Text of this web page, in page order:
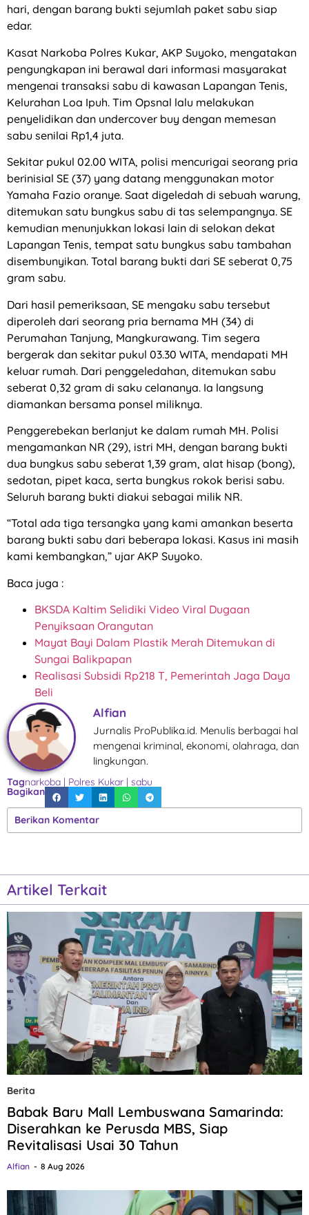
hari, dengan barang bukti sejumlah paket sabu siap
edar.
Kasat Narkoba Polres Kukar, AKP Suyoko, mengatakan
pengungkapan ini berawal dari informasi masyarakat
mengenai transaksi sabu di kawasan Lapangan Tenis,
Kelurahan Loa Ipuh. Tim Opsnal lalu melakukan
penyelidikan dan undercover buy dengan memesan
sabu senilai Rp1,4 juta.
Sekitar pukul 02.00 WITA, polisi mencurigai seorang pria
berinisial SE (37) yang datang menggunakan motor
Yamaha Fazio oranye. Saat digeledah di sebuah warung,
ditemukan satu bungkus sabu di tas selempangnya. SE
kemudian menunjukkan lokasi lain di selokan dekat
Lapangan Tenis, tempat satu bungkus sabu tambahan
disembunyikan. Total barang bukti dari SE seberat 0,75
gram sabu.
Dari hasil pemeriksaan, SE mengaku sabu tersebut
diperoleh dari seorang pria bernama MH (34) di
Perumahan Tanjung, Mangkurawang. Tim segera
bergerak dan sekitar pukul 03.30 WITA, mendapati MH
keluar rumah. Dari penggeledahan, ditemukan sabu
seberat 0,32 gram di saku celananya. Ia langsung
diamankan bersama ponsel miliknya.
Penggerebekan berlanjut ke dalam rumah MH. Polisi
mengamankan NR (29), istri MH, dengan barang bukti
dua bungkus sabu seberat 1,39 gram, alat hisap (bong),
sedotan, pipet kaca, serta bungkus rokok berisi sabu.
Seluruh barang bukti diakui sebagai milik NR.
“Total ada tiga tersangka yang kami amankan beserta
barang bukti sabu dari beberapa lokasi. Kasus ini masih
kami kembangkan,” ujar AKP Suyoko.
Baca juga :
BKSDA Kaltim Selidiki Video Viral Dugaan
Penyiksaan Orangutan
Mayat Bayi Dalam Plastik Merah Ditemukan di
Sungai Balikpapan
Realisasi Subsidi Rp218 T, Pemerintah Jaga Daya
Beli
Alfian
Jurnalis ProPublika.id. Menulis berbagai hal
mengenai kriminal, ekonomi, olahraga, dan
lingkungan.
Tagnarkoba | Polres Kukar | sabu
Bagikan
Berikan Komentar
Artikel Terkait
Berita
Babak Baru Mall Lembuswana Samarinda:
Diserahkan ke Perusda MBS, Siap
Revitalisasi Usai 30 Tahun
Alfian 8 Aug 2026